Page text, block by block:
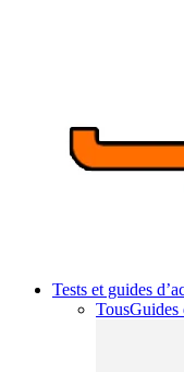
Tests et guides
TousGuides